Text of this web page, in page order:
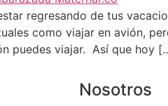
regresando de tus
como viajar en avión,
puedes viajar. Así que hoy
Nosotros